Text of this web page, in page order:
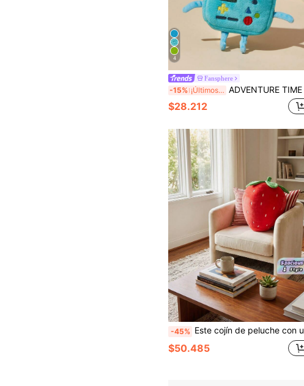
4
Fansphere
-15% ¡Últimos 2 días ADVENTURE TIME X SHEIN 1 pieza Monedero de dibujos animados lindo, forma tridimensional, puede contener monedas, tarjetas, llaves y otros suministros, se puede colgar en el bolso, BMO
$28.212
-45% Este cojín de peluche con un patrón de fresa está hecho de tela de peluche corto ultra suave, lo que lo convierte en el regalo perfecto para un buen amigo. También se puede usar en el hogar, en el automóvil o como colchoneta para la siesta.
$50.485